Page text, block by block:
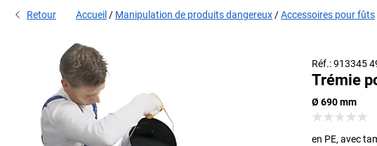
Retour Accueil Manipulation de produits dangereux Accessoires pour fûts
Réf.: 913345
Trémie
Ø 690 mm
en PE, avec